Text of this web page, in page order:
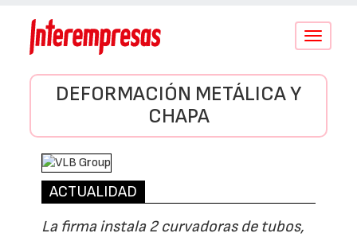
Conmutar
DEFORMACIÓN METÁLICA Y
CHAPA
ACTUALIDAD
La firma instala 2 curvadoras de tubos,